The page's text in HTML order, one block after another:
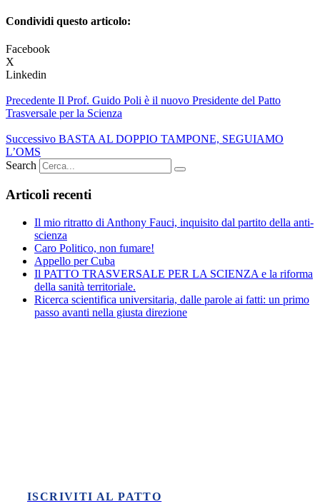
Condividi questo articolo:
Facebook
X
Linkedin
Precedente Il Prof. Guido Poli è il nuovo Presidente del Patto
Trasversale per la Scienza
Successivo BASTA AL DOPPIO TAMPONE, SEGUIAMO
L’OMS
Search
Articoli recenti
Il mio ritratto di Anthony Fauci, inquisito dal partito della anti-
scienza
Caro Politico, non fumare!
Appello per Cuba
Il PATTO TRASVERSALE PER LA SCIENZA e la riforma
della sanità territoriale.
Ricerca scientifica universitaria, dalle parole ai fatti: un primo
passo avanti nella giusta direzione
ISCRIVITI AL PATTO